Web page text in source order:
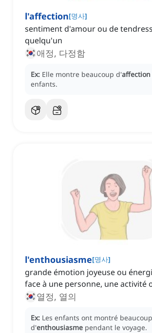
l'affection[명사]
sentiment d'amour ou de
quelqu'un
애정, 다정함
Ex: Elle montre beaucoup d'affection
enfants.
l'enthousiasme[명사]
grande émotion joyeuse ou
face à une personne, une activité
열정, 열의
Ex: Les enfants ont montré beaucoup
d'enthousiasme pendant le voyage.